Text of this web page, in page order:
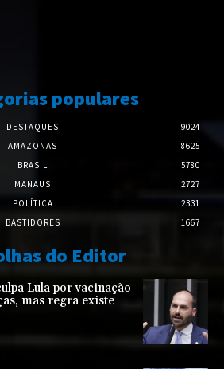
populares
DESTAQUES
9024
AMAZONAS
8625
BRASIL
5780
MANAUS
2727
POLÍTICA
2331
BASTIDORES
1667
do Editor
Lula por vacinação
mas regra existe